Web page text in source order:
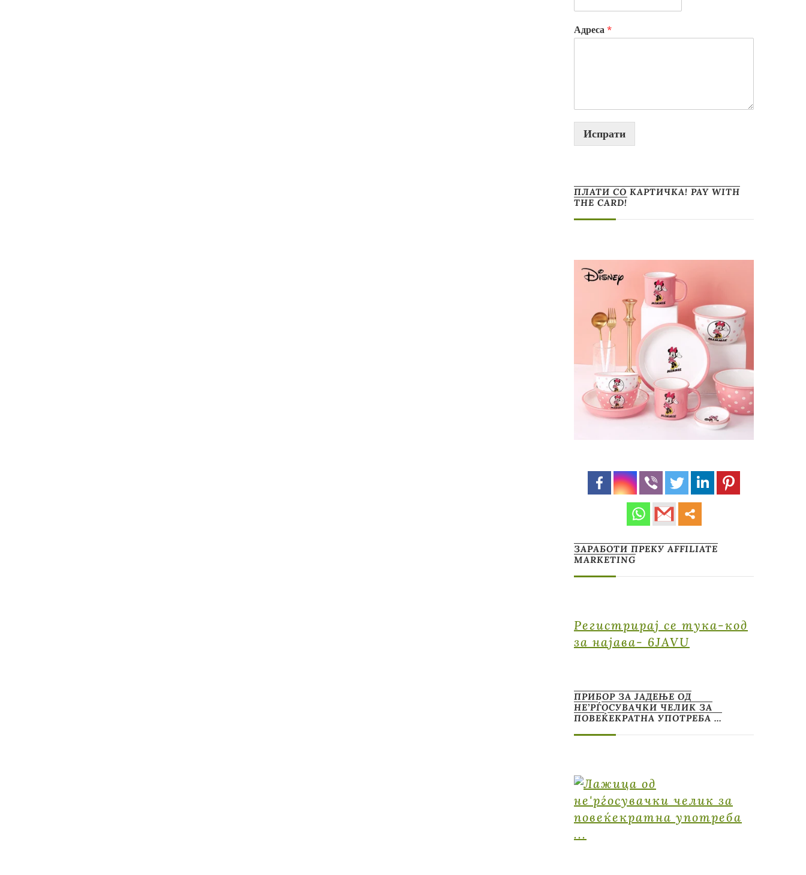
Адреса *
Испрати
ПЛАТИ СО КАРТИЧКА! PAY WITH
THE CARD!
ЗАРАБОТИ ПРЕКУ AFFILIATE
MARKETING
Регистрирај се тука-код
за најава- 6JAVU
ПРИБОР ЗА ЈАДЕЊЕ ОД
НЕ’РЃОСУВАЧКИ ЧЕЛИК ЗА
ПОВЕЌЕКРАТНА УПОТРЕБА …